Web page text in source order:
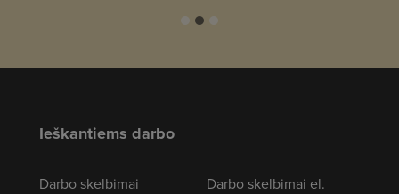
Ieškantiems darbo
Darbo skelbimai
Darbo skelbimai el.